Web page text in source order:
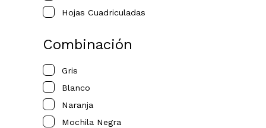
Hojas Cuadriculadas
Combinación
Gris
Blanco
Naranja
Mochila Negra